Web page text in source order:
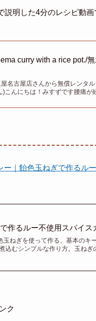
明した4分のレシピ動画
curry with a rice pot./
名古屋店さんから無償レンタ
こんにちは！みすずです 腰痛が
ー｜飴色玉ねぎで作るル
作るルー不使用スパイス
ねぎを使って作る、基本のキ
込むシンプルな作り方。玉ねぎ
ク